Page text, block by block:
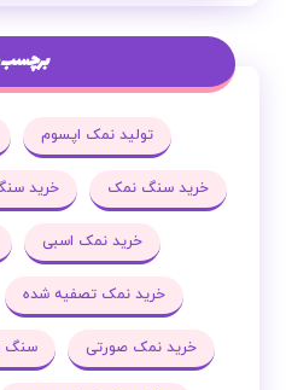
برچسب
تولید نمک اپسوم
خرید سنگ نمک خرید
خرید نمک اسبی
خرید نمک تصفیه شده
خرید نمک صورتی سنگ